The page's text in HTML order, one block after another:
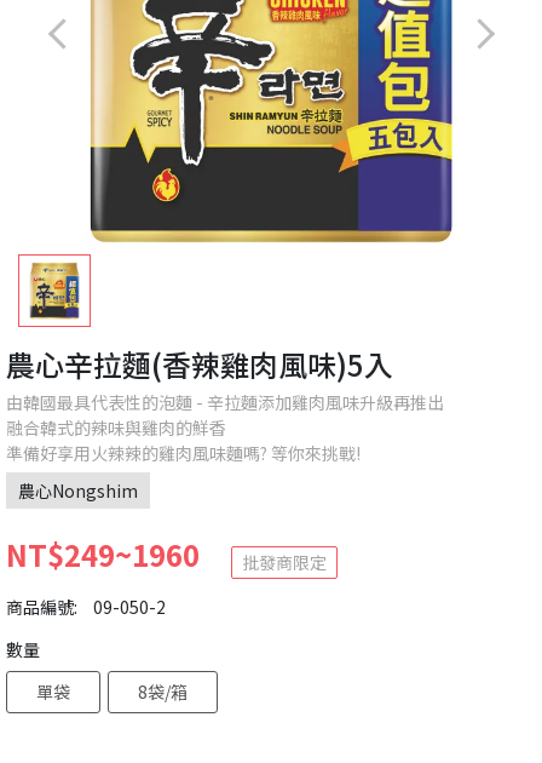
農心辛拉麵(香辣雞肉風味)5入
由韓國最具代表性的泡麵 - 辛拉麵添加雞肉風味升級再推出
融合韓式的辣味與雞肉的鮮香
準備好享用火辣辣的雞肉風味麵嗎? 等你來挑戰!
農心Nongshim
NT$249~1960
批發商限定
商品編號:
09-050-2
數量
單袋
8袋/箱